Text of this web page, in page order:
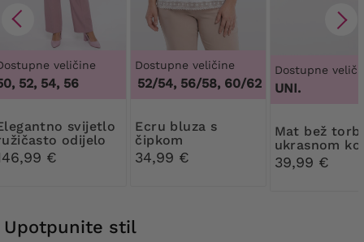
veličine
52, 54, 56
odijelo
€
Dostupne veličine
48/50, 52/54, 56/58, 60/62, 48/50, 52/54,
Ecru bluza s
čipkom
34,99 €
Dostupne
UNI.
Mat bež torba s
ukrasnom
39,99 €
Upotpunite stil